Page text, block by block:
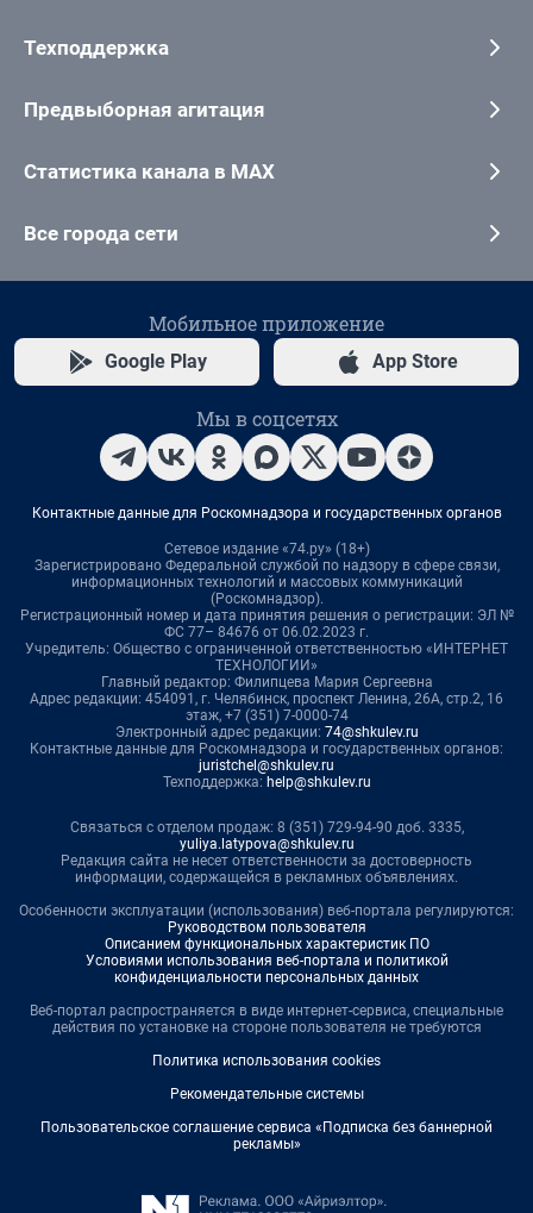
Техподдержка
Предвыборная агитация
Статистика канала в MAX
Все города сети
Мобильное приложение
Google Play App Store
Мы в соцсетях
Контактные данные для Роскомнадзора и государственных органов
Сетевое издание «74.ру» (18+)
Зарегистрировано Федеральной службой по надзору в сфере связи,
информационных технологий и массовых коммуникаций
(Роскомнадзор).
Регистрационный номер и дата принятия решения о регистрации: ЭЛ №
ФС 77– 84676 от 06.02.2023 г.
Учредитель: Общество с ограниченной ответственностью «ИНТЕРНЕТ
ТЕХНОЛОГИИ»
Главный редактор: Филипцева Мария Сергеевна
Адрес редакции: 454091, г. Челябинск, проспект Ленина, 26А, стр.2, 16
этаж, +7 (351) 7-0000-74
Электронный адрес редакции: 74@shkulev.ru
Контактные данные для Роскомнадзора и государственных органов:
juristchel@shkulev.ru
Техподдержка: help@shkulev.ru
Связаться с отделом продаж: 8 (351) 729-94-90 доб. 3335,
yuliya.latypova@shkulev.ru
Редакция сайта не несет ответственности за достоверность
информации, содержащейся в рекламных объявлениях.
Особенности эксплуатации (использования) веб-портала регулируются:
Руководством пользователя
Описанием функциональных характеристик ПО
Условиями использования веб-портала и политикой
конфиденциальности персональных данных
Веб-портал распространяется в виде интернет-сервиса, специальные
действия по установке на стороне пользователя не требуются
Политика использования cookies
Рекомендательные системы
Пользовательское соглашение сервиса «Подписка без баннерной
рекламы»